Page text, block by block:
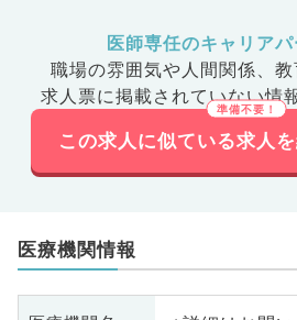
医師専任のキャリア
職場の雰囲気や人間関係、
求人票に掲載されていない情
この求人に似ている求人
医療機関情報